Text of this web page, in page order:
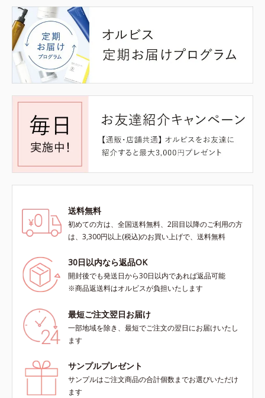
送料無料
初めての方は、全国送料無料、2回目以降のご利用の方
は、3,300円以上(税込)のお買い上げで、送料無料
30日以内なら返品OK
開封後でも発送日から30日以内であれば返品可能
※商品返送料はオルビスが負担いたします
最短ご注文翌日お届け
一部地域を除き、最短でご注文の翌日にお届けいたし
ます
サンプルプレゼント
サンプルはご注文商品の合計個数までお選びいただけ
ます